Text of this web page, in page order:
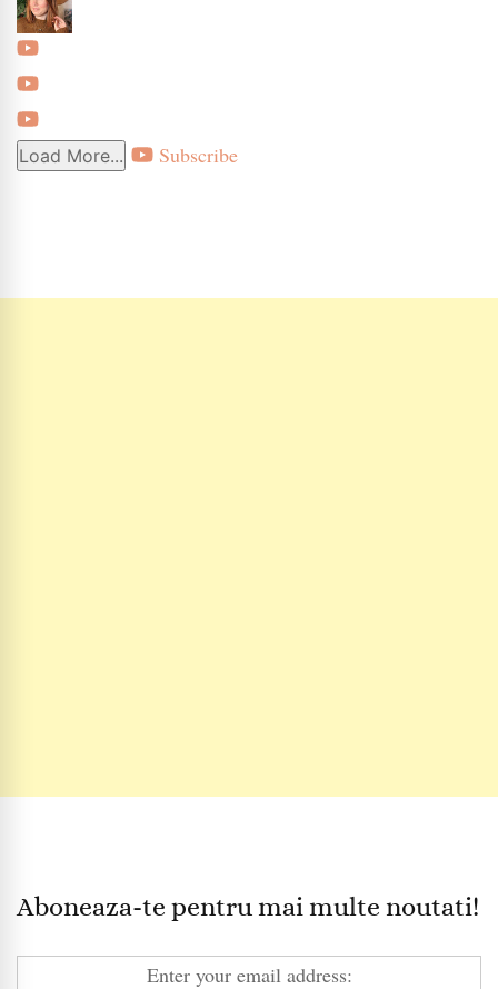
Load More... Subscribe
Aboneaza-te pentru mai multe noutati!
Enter your email address: